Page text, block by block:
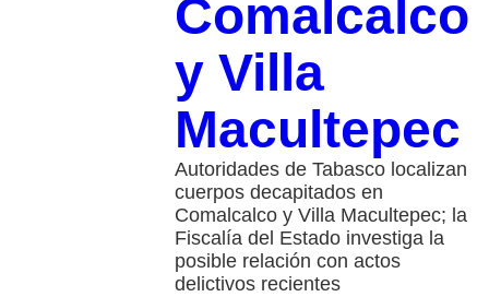
Comalcalco
y Villa
Macultepec
Autoridades de Tabasco localizan
cuerpos decapitados en
Comalcalco y Villa Macultepec; la
Fiscalía del Estado investiga la
posible relación con actos
delictivos recientes